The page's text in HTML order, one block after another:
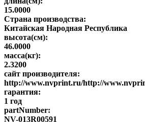
15.0000
Страна производства:
Китайская Народная Республика
высота(см):
46.0000
масса(кг):
2.3200
сайт производителя:
http://www.nvprint.ru/http://
гарантия:
1 год
partNumber:
NV-013R00591